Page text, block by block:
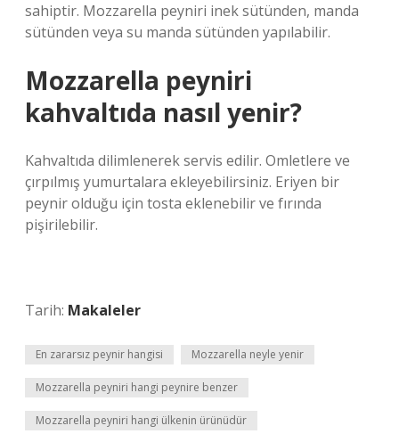
sahiptir. Mozzarella peyniri inek sütünden, manda
sütünden veya su manda sütünden yapılabilir.
Mozzarella peyniri
kahvaltıda nasıl yenir?
Kahvaltıda dilimlenerek servis edilir. Omletlere ve
çırpılmış yumurtalara ekleyebilirsiniz. Eriyen bir
peynir olduğu için tosta eklenebilir ve fırında
pişirilebilir.
Tarih: Makaleler
En zararsız peynir hangisi Mozzarella neyle yenir
Mozzarella peyniri hangi peynire benzer
Mozzarella peyniri hangi ülkenin ürünüdür